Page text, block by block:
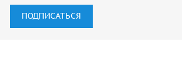
ПОДПИСАТЬСЯ